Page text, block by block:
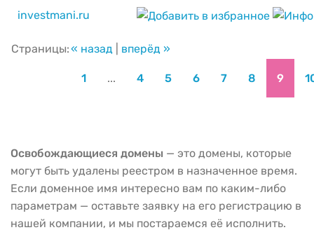
investmani.ru
Страницы:« назад вперёд »
1 ... 4 5 6 7 8 9
Освобождающиеся домены — это домены, которые
могут быть удалены реестром в назначенное время.
Если доменное имя интересно вам по каким-либо
параметрам — оставьте заявку на его регистрацию в
нашей компании, и мы постараемся её исполнить.